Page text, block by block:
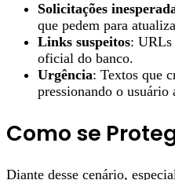
Solicitações
que pedem para
Links suspeitos: URLs
oficial do banco.
Urgência: Textos que
pressionando o usuário
Como se
Diante desse cenário,